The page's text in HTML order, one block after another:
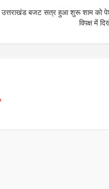
उत्तराखंड बजट सत्र हुआ शुरू शाम को पेश
विपक्ष में